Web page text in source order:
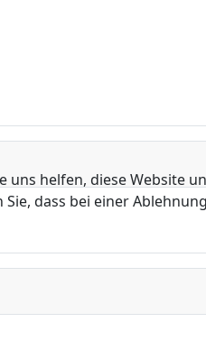
uns helfen, diese Website
dass bei einer